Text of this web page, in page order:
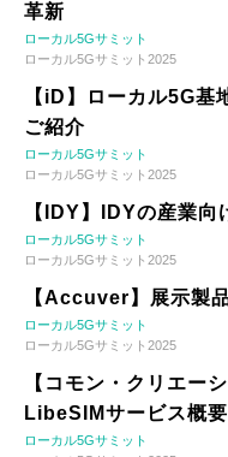
革新
ローカル5Gサミット
ローカル5Gサミット2025
【iD】ローカル5G
ご紹介
ローカル5Gサミット
ローカル5Gサミット2025
【IDY】IDYの産業
ローカル5Gサミット
ローカル5Gサミット2025
【Accuver】展示製
ローカル5Gサミット
ローカル5Gサミット2025
【コモン・クリエー
LibeSIMサービス概要
ローカル5Gサミット